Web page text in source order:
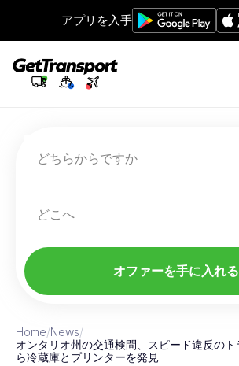
アプリを入手
どちらからですか
どこへ
オファーを手に入れる
Home/News/
オンタリオ州の交通検問、スピード違反の
ら冷蔵庫とプリンターを発見